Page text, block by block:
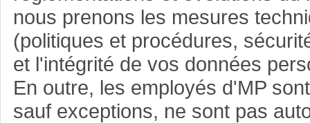
nous prenons les mesures
(politiques et procédures,
et l'intégrité de vos données
En outre, les employés d'MP
sauf exceptions, ne sont pas